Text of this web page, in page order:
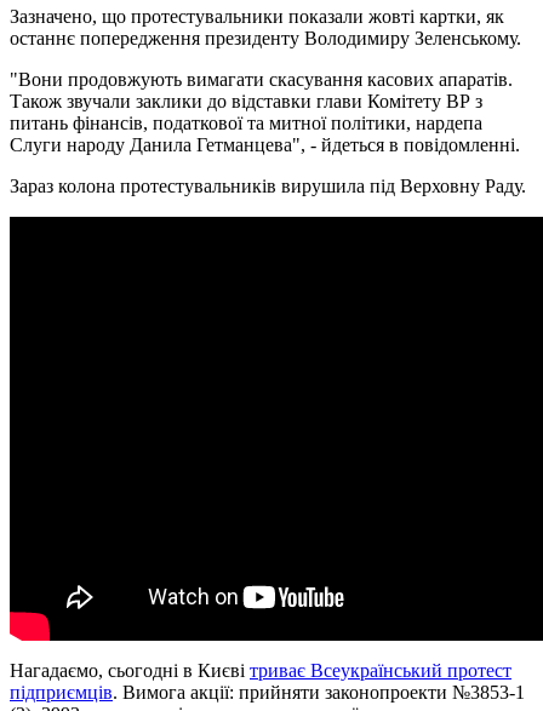
Зазначено, що протестувальники показали жовті картки, як
останнє попередження президенту Володимиру Зеленському.
"Вони продовжують вимагати скасування касових апаратів.
Також звучали заклики до відставки глави Комітету ВР з
питань фінансів, податкової та митної політики, нардепа
Слуги народу Данила Гетманцева", - йдеться в повідомленні.
Зараз колона протестувальників вирушила під Верховну Раду.
Нагадаємо, сьогодні в Києві триває Всеукраїнський протест
підприємців. Вимога акції: прийняти законопроекти №3853-1